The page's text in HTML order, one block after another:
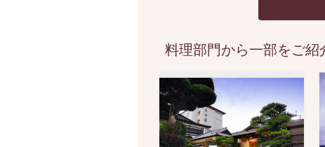
料理部門から一部をご紹